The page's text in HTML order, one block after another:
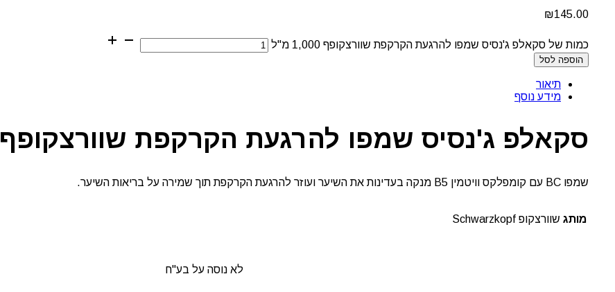
₪145.00
כמות של סקאלפ ג'נסיס שמפו להרגעת הקרקפת שוורצקופף 1,000 מ"ל
הוספה לסל
תיאור
מידע נוסף
סקאלפ ג'נסיס שמפו להרגעת הקרקפת שוורצקופף 1,000 מ"ל
שמפו BC עם קומפלקס וויטמין B5 מנקה בעדינות את השיער ועוזר להרגעת הקרקפת תוך שמירה על בריאות השיער.
מותג שוורצקופ Schwarzkopf
לא נוסה על בע"ח